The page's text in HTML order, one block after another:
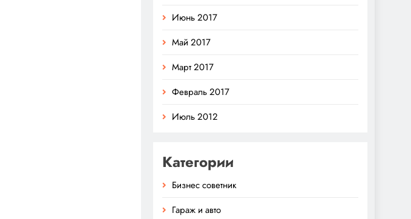
Июнь 2017
Май 2017
Март 2017
Февраль 2017
Июль 2012
Категории
Бизнес советник
Гараж и авто